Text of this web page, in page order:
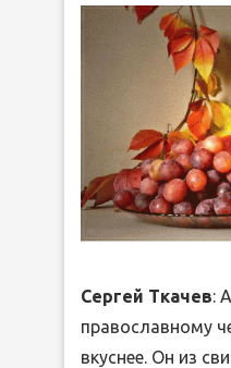
Сергей Ткачев:
православному
вкуснее. Он из